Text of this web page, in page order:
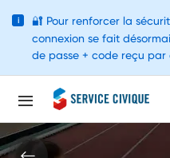
i 🔐 Pour renforcer la
connexion se fait
de passe + code reçu par